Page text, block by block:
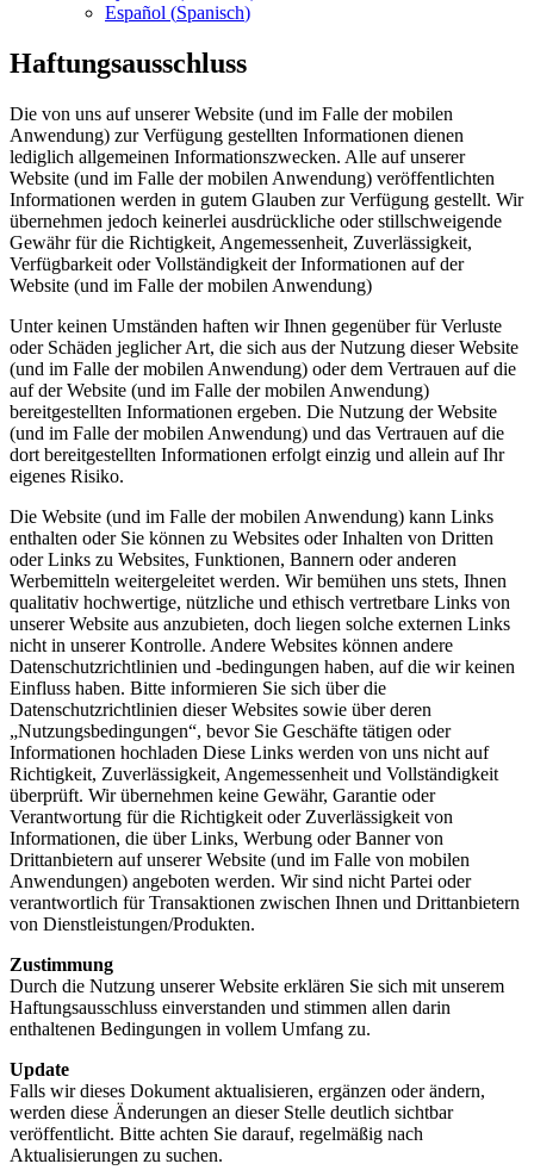
Español (Spanisch)
Haftungsausschluss
Die von uns auf unserer Website (und im Falle der mobilen
Anwendung) zur Verfügung gestellten Informationen dienen
lediglich allgemeinen Informationszwecken. Alle auf unserer
Website (und im Falle der mobilen Anwendung) veröffentlichten
Informationen werden in gutem Glauben zur Verfügung gestellt. Wir
übernehmen jedoch keinerlei ausdrückliche oder stillschweigende
Gewähr für die Richtigkeit, Angemessenheit, Zuverlässigkeit,
Verfügbarkeit oder Vollständigkeit der Informationen auf der
Website (und im Falle der mobilen Anwendung)
Unter keinen Umständen haften wir Ihnen gegenüber für Verluste
oder Schäden jeglicher Art, die sich aus der Nutzung dieser Website
(und im Falle der mobilen Anwendung) oder dem Vertrauen auf die
auf der Website (und im Falle der mobilen Anwendung)
bereitgestellten Informationen ergeben. Die Nutzung der Website
(und im Falle der mobilen Anwendung) und das Vertrauen auf die
dort bereitgestellten Informationen erfolgt einzig und allein auf Ihr
eigenes Risiko.
Die Website (und im Falle der mobilen Anwendung) kann Links
enthalten oder Sie können zu Websites oder Inhalten von Dritten
oder Links zu Websites, Funktionen, Bannern oder anderen
Werbemitteln weitergeleitet werden. Wir bemühen uns stets, Ihnen
qualitativ hochwertige, nützliche und ethisch vertretbare Links von
unserer Website aus anzubieten, doch liegen solche externen Links
nicht in unserer Kontrolle. Andere Websites können andere
Datenschutzrichtlinien und -bedingungen haben, auf die wir keinen
Einfluss haben. Bitte informieren Sie sich über die
Datenschutzrichtlinien dieser Websites sowie über deren
„Nutzungsbedingungen“, bevor Sie Geschäfte tätigen oder
Informationen hochladen Diese Links werden von uns nicht auf
Richtigkeit, Zuverlässigkeit, Angemessenheit und Vollständigkeit
überprüft. Wir übernehmen keine Gewähr, Garantie oder
Verantwortung für die Richtigkeit oder Zuverlässigkeit von
Informationen, die über Links, Werbung oder Banner von
Drittanbietern auf unserer Website (und im Falle von mobilen
Anwendungen) angeboten werden. Wir sind nicht Partei oder
verantwortlich für Transaktionen zwischen Ihnen und Drittanbietern
von Dienstleistungen/Produkten.
Zustimmung
Durch die Nutzung unserer Website erklären Sie sich mit unserem
Haftungsausschluss einverstanden und stimmen allen darin
enthaltenen Bedingungen in vollem Umfang zu.
Update
Falls wir dieses Dokument aktualisieren, ergänzen oder ändern,
werden diese Änderungen an dieser Stelle deutlich sichtbar
veröffentlicht. Bitte achten Sie darauf, regelmäßig nach
Aktualisierungen zu suchen.